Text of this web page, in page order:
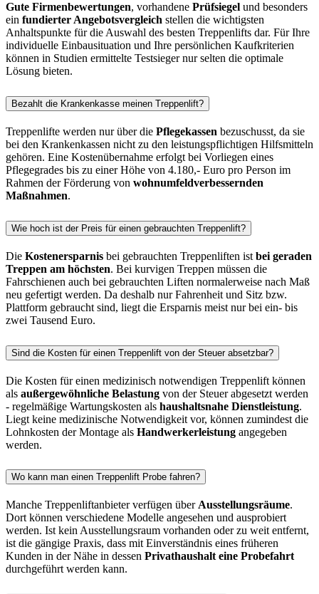
Gute Firmenbewertungen, vorhandene Prüfsiegel und besonders
ein fundierter Angebotsvergleich stellen die wichtigsten
Anhaltspunkte für die Auswahl des besten Treppenlifts dar. Für Ihre
individuelle Einbausituation und Ihre persönlichen Kaufkriterien
können in Studien ermittelte Testsieger nur selten die optimale
Lösung bieten.
Bezahlt die Krankenkasse meinen Treppenlift?
Treppenlifte werden nur über die Pflegekassen bezuschusst, da sie
bei den Krankenkassen nicht zu den leistungspflichtigen Hilfsmitteln
gehören. Eine Kostenübernahme erfolgt bei Vorliegen eines
Pflegegrades bis zu einer Höhe von 4.180,- Euro pro Person im
Rahmen der Förderung von wohnumfeldverbessernden
Maßnahmen.
Wie hoch ist der Preis für einen gebrauchten Treppenlift?
Die Kostenersparnis bei gebrauchten Treppenliften ist bei geraden
Treppen am höchsten. Bei kurvigen Treppen müssen die
Fahrschienen auch bei gebrauchten Liften normalerweise nach Maß
neu gefertigt werden. Da deshalb nur Fahrenheit und Sitz bzw.
Plattform gebraucht sind, liegt die Ersparnis meist nur bei ein- bis
zwei Tausend Euro.
Sind die Kosten für einen Treppenlift von der Steuer absetzbar?
Die Kosten für einen medizinisch notwendigen Treppenlift können
als außergewöhnliche Belastung von der Steuer abgesetzt werden
- regelmäßige Wartungskosten als haushaltsnahe Dienstleistung.
Liegt keine medizinische Notwendigkeit vor, können zumindest die
Lohnkosten der Montage als Handwerkerleistung angegeben
werden.
Wo kann man einen Treppenlift Probe fahren?
Manche Treppenliftanbieter verfügen über Ausstellungsräume.
Dort können verschiedene Modelle angesehen und ausprobiert
werden. Ist kein Ausstellungsraum vorhanden oder zu weit entfernt,
ist die gängige Praxis, dass mit Einverständnis eines früheren
Kunden in der Nähe in dessen Privathaushalt eine Probefahrt
durchgeführt werden kann.